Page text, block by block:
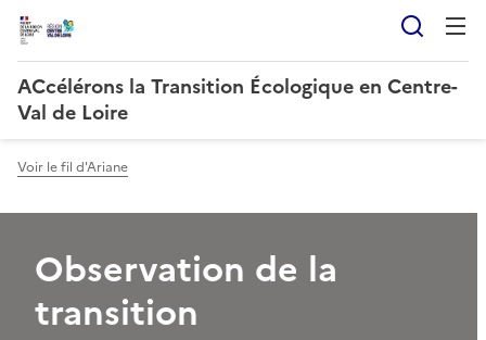
ACcélérons la Transition Écologique en Centre-
Val de Loire
Voir le fil d'Ariane
Observation de la
transition